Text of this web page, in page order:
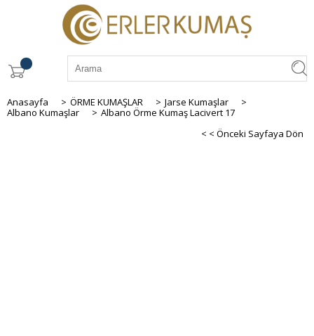
Anasayfa > ÖRME KUMAŞLAR > Jarse Kumaşlar
>
Albano Kumaşlar
> Albano Örme Kumaş Lacivert 17
< < Önceki Sayfaya Dön